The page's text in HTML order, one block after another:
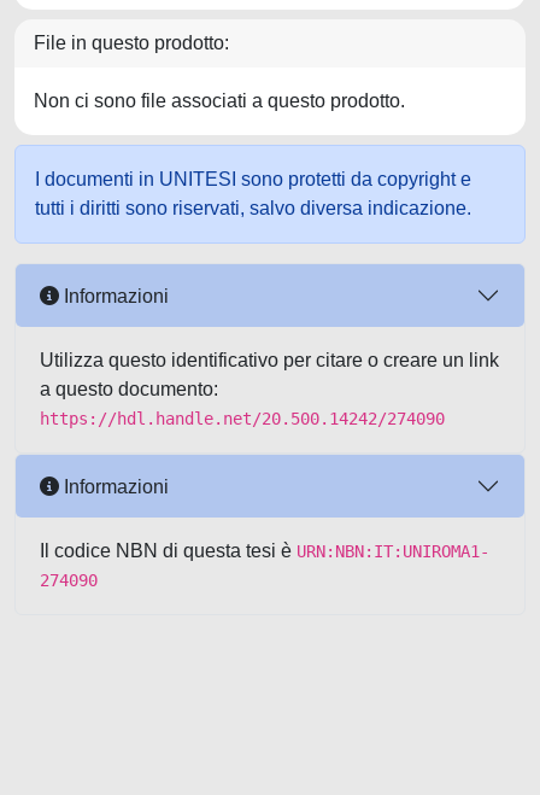
File in questo prodotto:
Non ci sono file associati a questo prodotto.
I documenti in UNITESI sono protetti da copyright e
tutti i diritti sono riservati, salvo diversa indicazione.
Informazioni
Utilizza questo identificativo per citare o creare un link
a questo documento:
https://hdl.handle.net/20.500.14242/274090
Informazioni
Il codice NBN di questa tesi è URN:NBN:IT:UNIROMA1-
274090